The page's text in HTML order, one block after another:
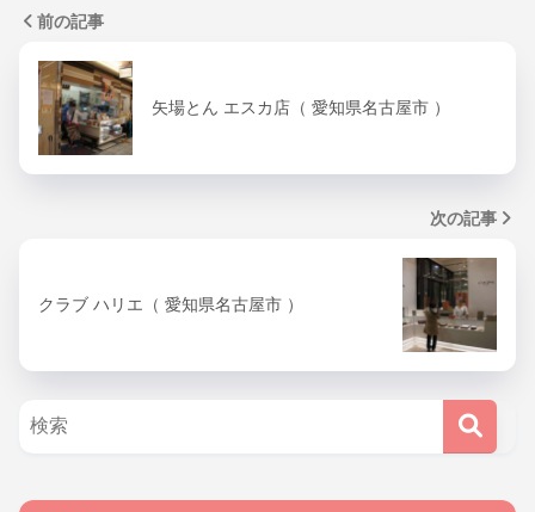
前の記事
矢場とん エスカ店（ 愛知県名古屋市 ）
次の記事
クラブ ハリエ（ 愛知県名古屋市 ）